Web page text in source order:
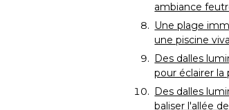
ambiance
Une plage
une piscine
Des dalles
pour éclairer la
Des dalles
baliser l'allée